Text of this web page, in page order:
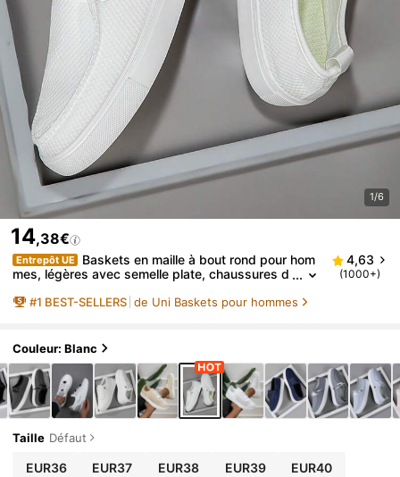
1/6
14,38€
Entrepôt UE
Baskets en maille à bout rond pour hom
mes, légères avec semelle plate, chaussures d
ue, pour toutes saisons, sport et rue
4,63
(1000+)
#1 BEST-SELLERS de Uni Baskets pour hommes
Couleur: Blanc
Taille Défaut
EUR36 EUR37 EUR38 EUR39 EUR40